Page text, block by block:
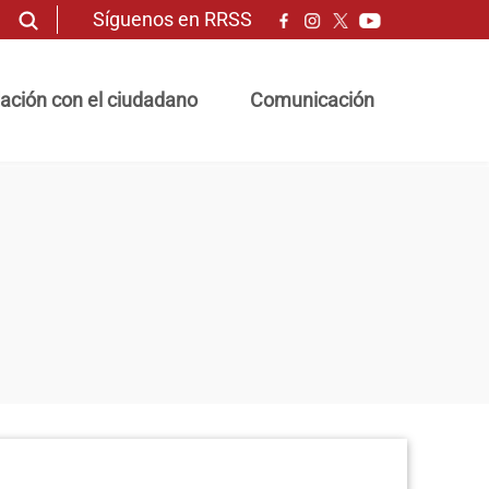
Síguenos en RRSS
con el ciudadano Comunicación